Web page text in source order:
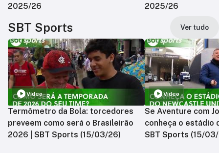
2025/26
2025/26
SBT Sports Ver tudo
Vídeo
Termômetro da Bola: torcedores
preveem como será o Brasileirão
2026 | SBT Sports (15/03/26)
Vídeo
Se Aventure com
conheça o estádio
SBT Sports (15/